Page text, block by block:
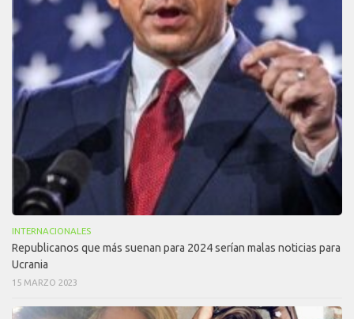
INTERNACIONALES
Republicanos que más suenan para 2024 serían malas noticias para
Ucrania
15 MARZO 2023